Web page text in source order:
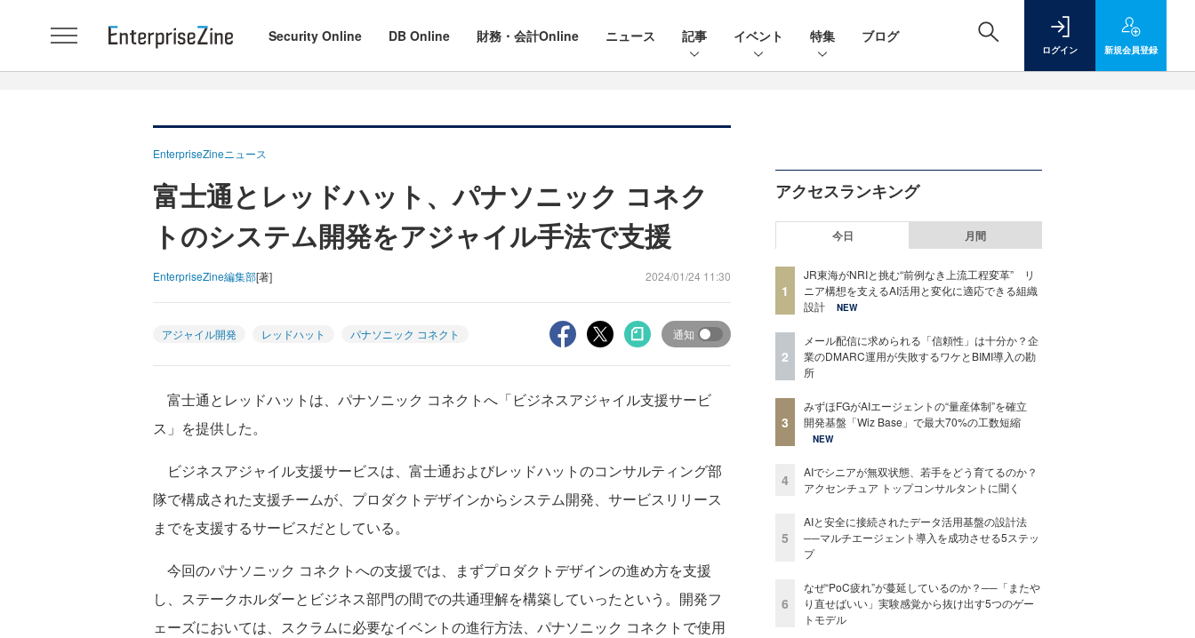
Security Online DB Online 財務・会計Online ニュース 記事 イベント 特集 ブログ
ログイン 新規会員登録
EnterpriseZineニュース
富士通とレッドハット、パナソニック コネク
トのシステム開発をアジャイル手法で支援
EnterpriseZine編集部[著] 2024/01/24 11:30
アジャイル開発 レッドハット パナソニック コネクト 通知
富士通とレッドハットは、パナソニック コネクトへ「ビジネスアジャイル支援サービ
ス」を提供した。
ビジネスアジャイル支援サービスは、富士通およびレッドハットのコンサルティング部
隊で構成された支援チームが、プロダクトデザインからシステム開発、サービスリリース
までを支援するサービスだとしている。
今回のパナソニック コネクトへの支援では、まずプロダクトデザインの進め方を支援
し、ステークホルダーとビジネス部門の間での共通理解を構築していったという。開発フ
ェーズにおいては、スクラムに必要なイベントの進行方法、パナソニック コネクトで使用
アクセスランキング
今日 月間
1
JR東海がNRIと挑む“前例なき上流工程変革” リ
ニア構想を支えるAI活用と変化に適応できる組織
設計
NEW
2
メール配信に求められる「信頼性」は十分か？企
業のDMARC運用が失敗するワケとBIMI導入の勘
所
3
みずほFGがAIエージェントの“量産体制”を確立
開発基盤「Wiz Base」で最大70%の工数短縮
NEW
4
AIでシニアが無双状態、若手をどう育てるのか？
アクセンチュア トップコンサルタントに聞く
5
AIと安全に接続されたデータ活用基盤の設計法
──マルチエージェント導入を成功させる5ステッ
プ
6
なぜ“PoC疲れ”が蔓延しているのか？──「またや
り直せばいい」実験感覚から抜け出す5つのゲー
トモデル